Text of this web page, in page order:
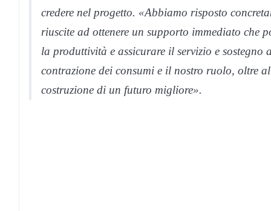
credere nel progetto. «Abbiamo risposto
riuscite ad ottenere un supporto immediato
la produttività e assicurare il servizio e
contrazione dei consumi e il nostro ruolo, oltre
costruzione di un futuro migliore».